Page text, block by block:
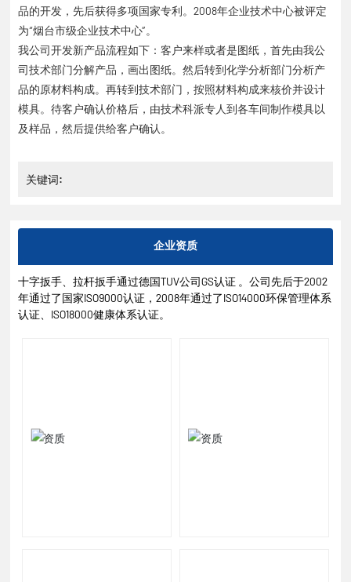
品的开发，先后获得多项国家专利。2008年企业技术中心被评定
为“烟台市级企业技术中心”。
我公司开发新产品流程如下：客户来样或者是图纸，首先由我公
司技术部门分解产品，画出图纸。然后转到化学分析部门分析产
品的原材料构成。再转到技术部门，按照材料构成来核价并设计
模具。待客户确认价格后，由技术科派专人到各车间制作模具以
及样品，然后提供给客户确认。
关键词:
企业资质
十字扳手、拉杆扳手通过德国TUV公司GS认证 。公司先后于2002
年通过了国家ISO9000认证，2008年通过了ISO14000环保管理体系
认证、ISO18000健康体系认证。